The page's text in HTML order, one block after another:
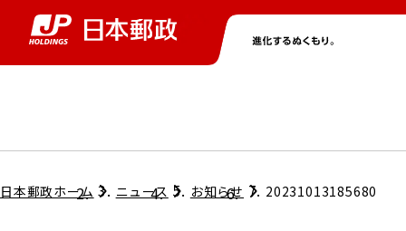
グループ情報トップ
株主・投資家情報トップ
ニューストップ
サステナビリティトップ
採用情報トップ
日本郵政ホーム ニュース お知らせ 20231013185680